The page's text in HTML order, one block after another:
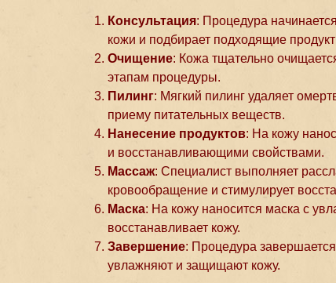
Консультация: Процедура
кожи и подбирает подходящие
Очищение: Кожа тщательно
этапам процедуры.
Пилинг: Мягкий пилинг удаляет
приему питательных веществ.
Нанесение продуктов: На кожу
и восстанавливающими свойствами.
Массаж: Специалист выполняет
кровообращение и стимулирует
Маска: На кожу наносится маска с
восстанавливает кожу.
Завершение: Процедура
увлажняют и защищают кожу.